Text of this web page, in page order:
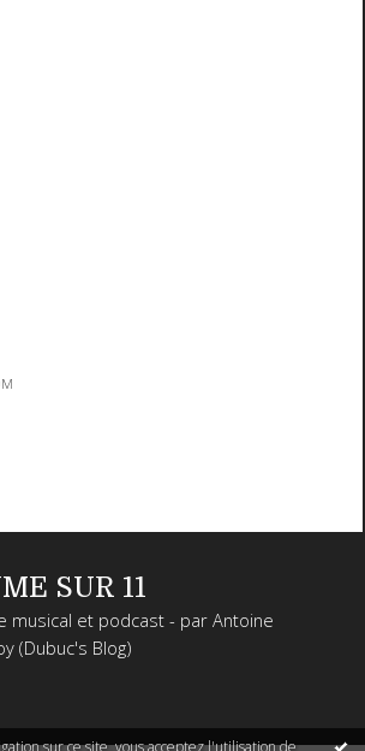
sur ce site, vous acceptez l'utilisation de
SUR 11
musical et podcast - par Antoine
(Dubuc's Blog)